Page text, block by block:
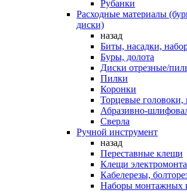
Рубанки
Расходные материалы
диски)
назад
Биты, насадки,
Буры, долота
Диски отрезные/
Пилки
Коронки
Торцевые головоки,
Абразивно-
Сверла
Ручной инструмент
назад
Переставные клещи
Клещи
Кабелерезы,
Наборы монтажных